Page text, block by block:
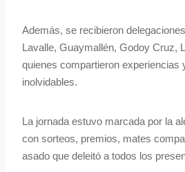
Además, se recibieron
Lavalle, Guaymallén, Godoy Cruz,
quienes compartieron experiencias
inolvidables.
La jornada estuvo marcada por la
con sorteos, premios, mates
asado que deleitó a todos los